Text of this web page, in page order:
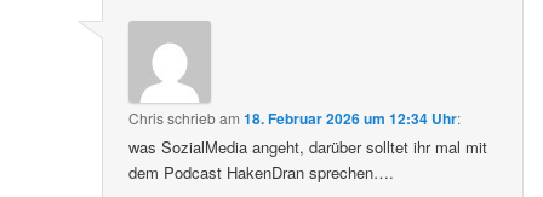
Chrisschriebam18. Februar 2026 um 12:34 Uhr:
was SozialMedia angeht, darüber solltet ihr mal mit
dem Podcast HakenDran sprechen….